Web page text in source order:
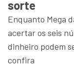
sorte
Enquanto Mega
acertar os seis
dinheiro podem
confira